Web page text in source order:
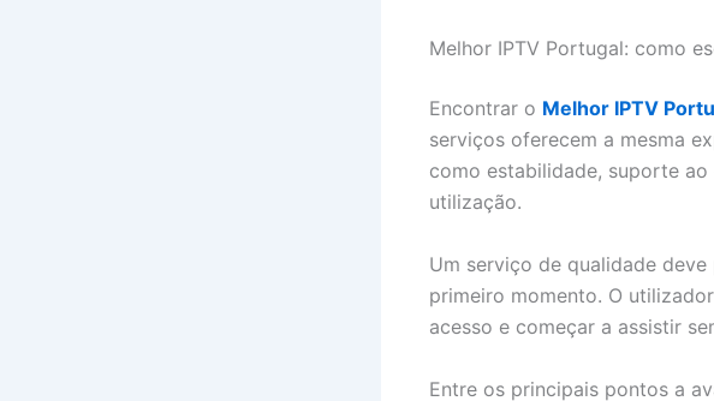
Melhor IPTV Portugal: como
Encontrar o Melhor IPTV
serviços oferecem a mesma
como estabilidade, suporte
utilização.
Um serviço de qualidade
primeiro momento. O
acesso e começar a assistir
Entre os principais pontos a